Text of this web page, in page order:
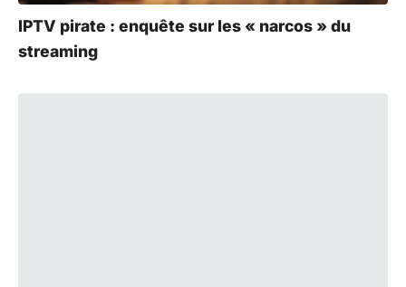
IPTV pirate : enquête sur les « narcos » du
streaming